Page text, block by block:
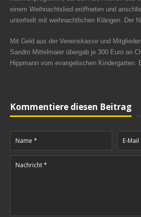
einem Weihnachtslied eröffneten und
unterhielt mit weihnachtlichen Klängen. Der
Mit Geld aus der Vereinskasse und
Sandro Mittelmaier übergab je 300 Euro an
Hippmann vom evangelischen
Kommentiere diesen Beitrag